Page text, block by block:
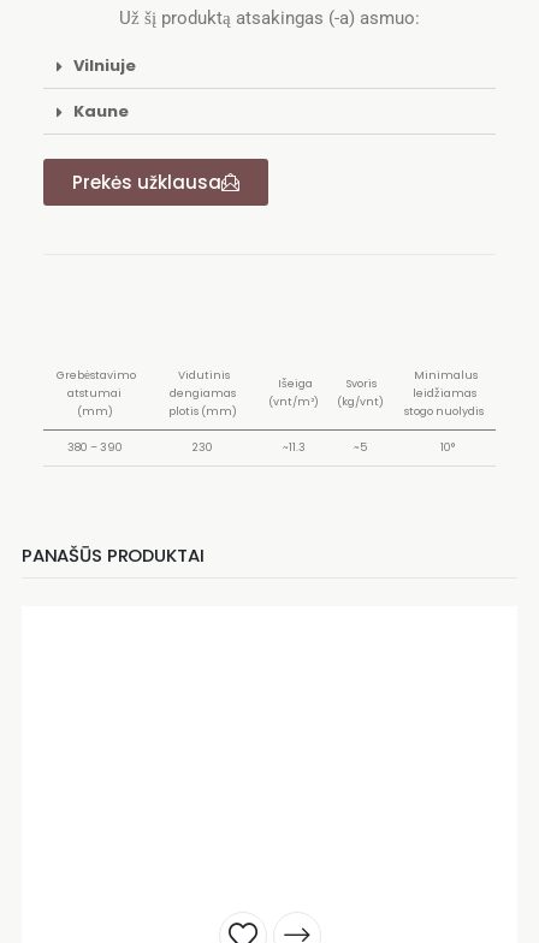
Už šį produktą atsakingas (-a) asmuo:
Vilniuje
Kaune
Prekės užklausa
Grebėstavimo
atstumai
(mm)
Vidutinis
dengiamas
plotis (mm)
Išeiga
(vnt/m²)
Svoris
(kg/vnt)
Minimalus
leidžiamas
stogo nuolydis
380 – 390 230 ~11.3 ~5 10°
PANAŠŪS PRODUKTAI